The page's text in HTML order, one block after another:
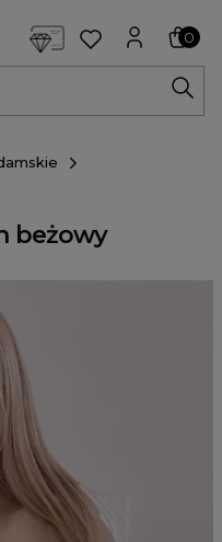
0
beżowy